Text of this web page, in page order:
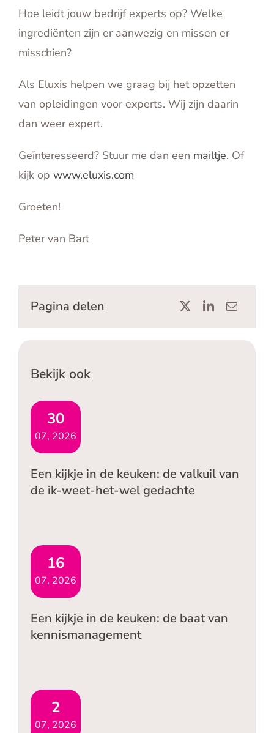
Hoe leidt jouw bedrijf experts op? Welke
ingrediënten zijn er aanwezig en missen er
misschien?
Als Eluxis helpen we graag bij het opzetten
van opleidingen voor experts. Wij zijn daarin
dan weer expert.
Geïnteresseerd? Stuur me dan een mailtje. Of
kijk op www.eluxis.com
Groeten!
Peter van Bart
Pagina delen
Bekijk ook
30
07, 2026
Een kijkje in de keuken: de valkuil van
de ik-weet-het-wel gedachte
16
07, 2026
Een kijkje in de keuken: de baat van
kennismanagement
2
07, 2026